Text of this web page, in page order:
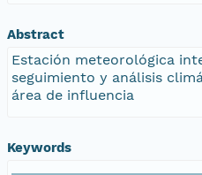
Abstract
Estación meteorológica
seguimiento y análisis
área de influencia
Keywords